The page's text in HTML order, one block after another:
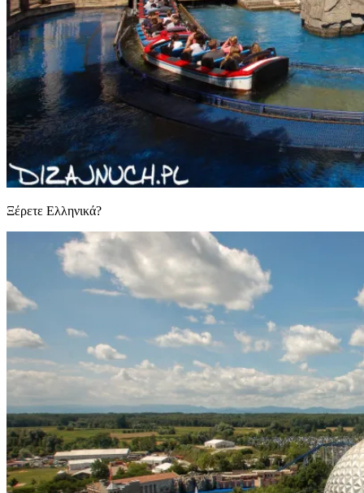
Ξέρετε Ελληνικά?